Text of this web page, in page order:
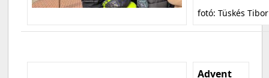
fotó: Tüskés Tibor
Advent